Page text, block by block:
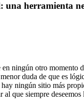
herramienta
ningún otro momento
duda de que es
ningún sitio más
al que siempre